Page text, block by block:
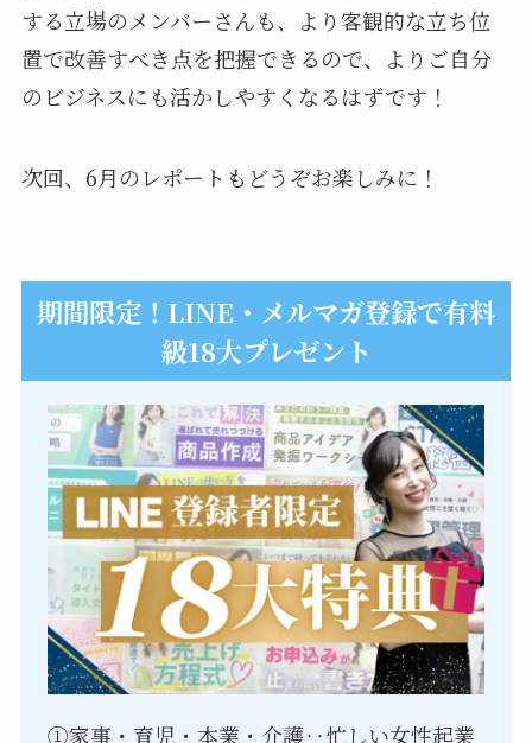
する立場のメンバーさんも、より客観的な立ち位
置で改善すべき点を把握できるので、よりご自分
のビジネスにも活かしやすくなるはずです！
次回、6月のレポートもどうぞお楽しみに！
期間限定！LINE・メルマガ登録で有料
級18大プレゼント
①家事・育児・本業・介護‥忙しい女性起業